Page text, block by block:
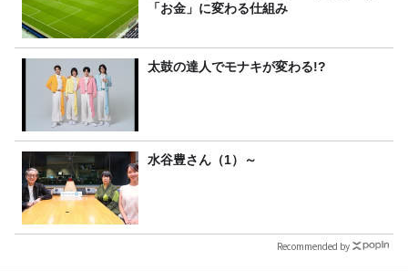
「お金」に変わる仕組み
太鼓の達人でモナキが変わる!?
水谷豊さん（1）～
Recommended by